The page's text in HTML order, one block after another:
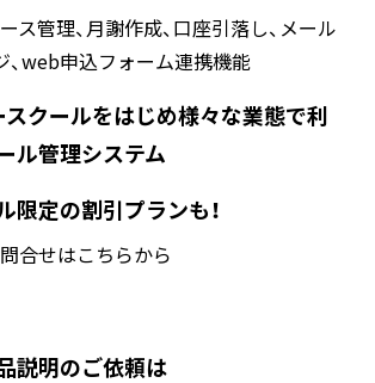
ス管理、月謝作成、口座引落し、メール
、web申込フォーム連携機能
スクールをはじめ様々な業態で利
ル管理システム
限定の割引プランも！
合せはこちらから
説明のご依頼は